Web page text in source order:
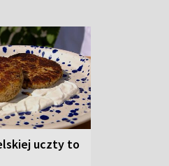
uczty to